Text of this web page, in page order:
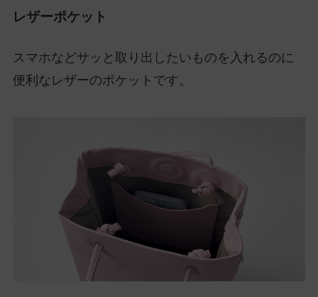
レザーポケット
スマホなどサッと取り出したいものを入れるのに
便利なレザーのポケットです。